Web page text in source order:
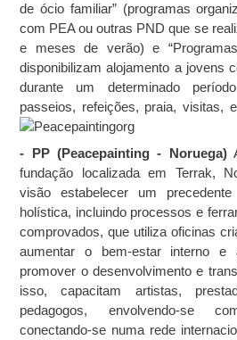
de ócio familiar” (programas
com PEA ou outras PND que se
e meses de verão) e
disponibilizam alojamento a jovens
durante um determinado
passeios, refeições, praia, visitas,
- PP (Peacepainting - Noruega)
fundação localizada em Terrak,
visão estabelecer um
holística, incluindo processos e
comprovados, que utiliza oficinas
aumentar o bem-estar interno e
promover o desenvolvimento e
isso, capacitam artistas,
pedagogos, envolvendo-se
conectando-se numa rede